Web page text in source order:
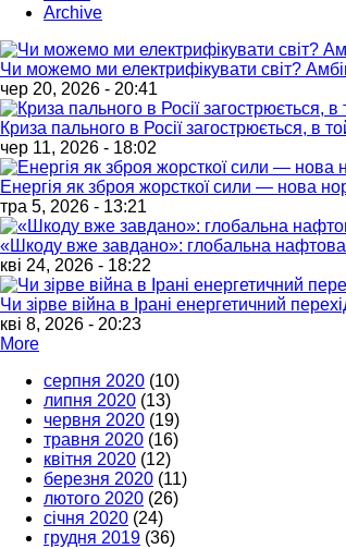
Archive
Чи можемо ми електрифікувати світ?
чер 20, 2026 - 20:41
Криза пального в Росії загострюється, в
чер 11, 2026 - 18:02
Енергія як зброя жорсткої сили — нова
тра 5, 2026 - 13:21
«Шкоду вже завдано»: глобальна
кві 24, 2026 - 18:22
Чи зірве війна в Ірані енергетичний
кві 8, 2026 - 20:23
More
серпня 2020 (10)
липня 2020 (13)
червня 2020 (19)
травня 2020 (16)
квітня 2020 (12)
березня 2020 (11)
лютого 2020 (26)
січня 2020 (24)
грудня 2019 (36)